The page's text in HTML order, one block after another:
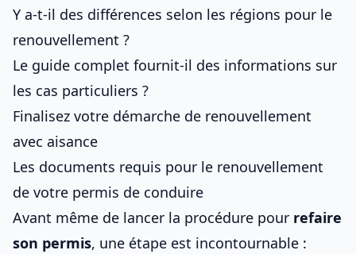
Y a-t-il des différences selon les régions pour le
renouvellement ?
Le guide complet fournit-il des informations sur
les cas particuliers ?
Finalisez votre démarche de renouvellement
avec aisance
Les documents requis pour le renouvellement
de votre permis de conduire
Avant même de lancer la procédure pour refaire
son permis, une étape est incontournable :